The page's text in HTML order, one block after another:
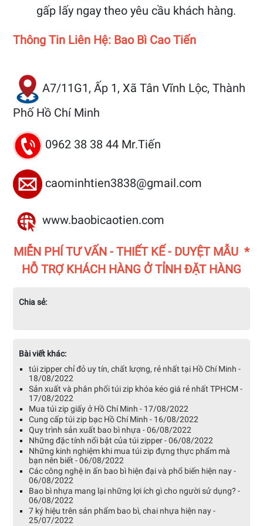
gấp lấy ngay theo yêu cầu khách hàng.
Thông Tin Liên Hệ: Bao Bì Cao Tiến
A7/11G1, Ấp 1, Xã Tân Vĩnh Lộc, Thành
Phố Hồ Chí Minh
0962 38 38 44 Mr.Tiến
caominhtien3838@gmail.com
www.baobicaotien.com
MIỄN PHÍ TƯ VẤN - THIẾT KẾ - DUYỆT MẪU *
HỖ TRỢ KHÁCH HÀNG Ở TỈNH ĐẶT HÀNG
Chia sẻ:
Bài viết khác:
túi zipper chỉ đỏ uy tín, chất lượng, rẻ nhất tại Hồ Chí Minh -
18/08/2022
Sản xuất và phân phối túi zip khóa kéo giá rẻ nhất TPHCM -
17/08/2022
Mua túi zip giấy ở Hồ Chí Minh - 17/08/2022
Cung cấp túi zip bạc Hồ Chí Minh - 16/08/2022
Quy trình sản xuất bao bì nhựa - 06/08/2022
Những đặc tính nổi bật của túi zipper - 06/08/2022
Những kinh nghiệm khi mua túi zip đựng thực phẩm mà
bạn nên biết - 06/08/2022
Các công nghệ in ấn bao bì hiện đại và phổ biến hiện nay -
06/08/2022
Bao bì nhựa mang lại những lợi ích gì cho người sử dụng? -
06/08/2022
7 ký hiệu trên sản phẩm bao bì, chai nhựa hiện nay -
25/07/2022